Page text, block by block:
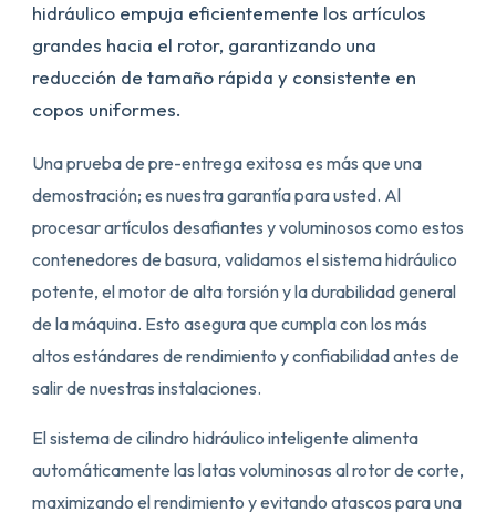
hidráulico empuja eficientemente los artículos
grandes hacia el rotor, garantizando una
reducción de tamaño rápida y consistente en
copos uniformes.
Una prueba de pre-entrega exitosa es más que una
demostración; es nuestra garantía para usted. Al
procesar artículos desafiantes y voluminosos como estos
contenedores de basura, validamos el sistema hidráulico
potente, el motor de alta torsión y la durabilidad general
de la máquina. Esto asegura que cumpla con los más
altos estándares de rendimiento y confiabilidad antes de
salir de nuestras instalaciones.
El sistema de cilindro hidráulico inteligente alimenta
automáticamente las latas voluminosas al rotor de corte,
maximizando el rendimiento y evitando atascos para una